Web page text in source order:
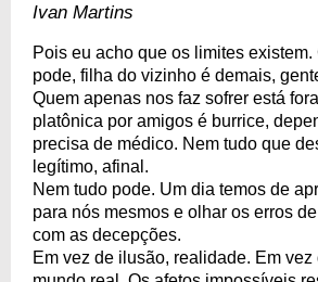
Ivan Martins
Pois eu acho que os limites
pode, filha do vizinho é demais,
Quem apenas nos faz sofrer está
platônica por amigos é burrice,
precisa de médico. Nem tudo que
legítimo, afinal.
Nem tudo pode. Um dia temos de
para nós mesmos e olhar os erros
com as decepções.
Em vez de ilusão, realidade. Em vez